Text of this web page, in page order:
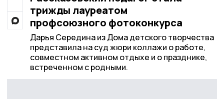
трижды лауреатом
профсоюзного фотоконкурса
Дарья Середина из Дома детского творчества
представила на суд жюри коллажи о работе,
совместном активном отдыхе и о празднике,
встреченном с родными.